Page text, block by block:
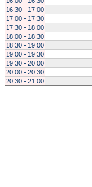
16:30 - 17:00
17:00 - 17:30
17:30 - 18:00
18:00 - 18:30
18:30 - 19:00
19:00 - 19:30
19:30 - 20:00
20:00 - 20:30
20:30 - 21:00